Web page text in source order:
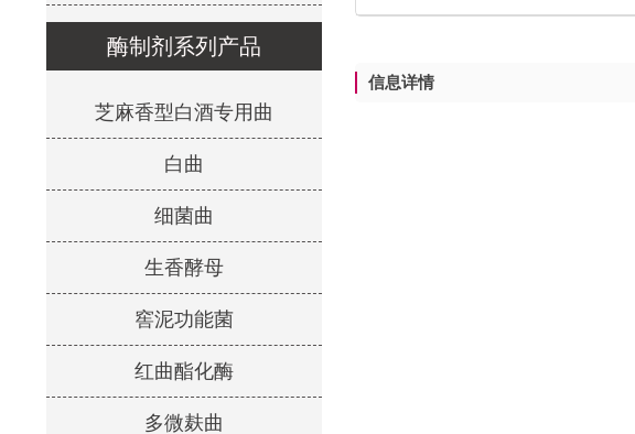
酶制剂系列产品
芝麻香型白酒专用曲
白曲
细菌曲
生香酵母
窖泥功能菌
红曲酯化酶
多微麸曲
信息详情